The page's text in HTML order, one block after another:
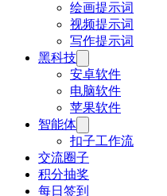
绘画提示词
视频提示词
写作提示词
黑科技
安卓软件
电脑软件
苹果软件
智能体
扣子工作流
交流圈子
积分抽奖
每日签到